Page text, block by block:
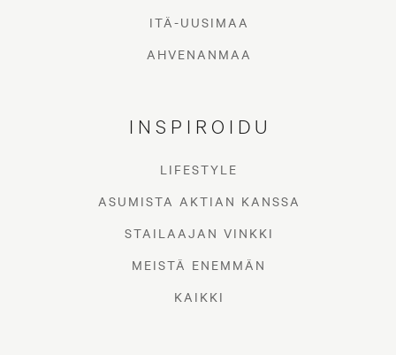
ITÄ-UUSIMAA
AHVENANMAA
INSPIROIDU
LIFESTYLE
ASUMISTA AKTIAN KANSSA
STAILAAJAN VINKKI
MEISTÄ ENEMMÄN
KAIKKI